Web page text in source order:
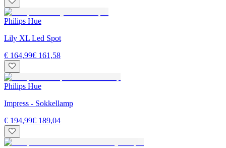
Philips Hue
Lily XL Led Spot
€ 164,99€ 161,58
Philips Hue
Impress - Sokkellamp
€ 194,99€ 189,04